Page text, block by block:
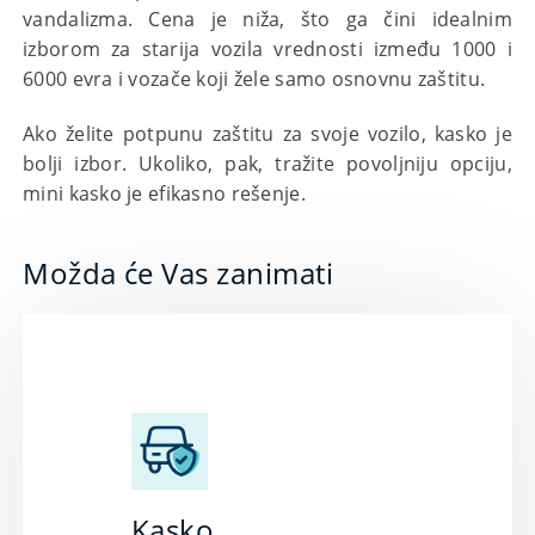
vandalizma. Cena je niža, što ga čini idealnim
izborom za starija vozila vrednosti između 1000 i
6000 evra i vozače koji žele samo osnovnu zaštitu.
Ako želite potpunu zaštitu za svoje vozilo, kasko je
bolji izbor. Ukoliko, pak, tražite povoljniju opciju,
mini kasko je efikasno rešenje.
Možda će Vas zanimati